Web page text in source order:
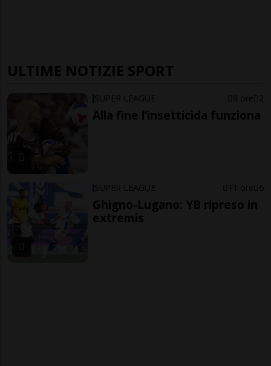
ULTIME NOTIZIE SPORT
SUPER LEAGUE 8 ore 2
Alla fine l’insetticida funziona
SUPER LEAGUE 11 ore 6
Ghigno-Lugano: YB ripreso in
extremis